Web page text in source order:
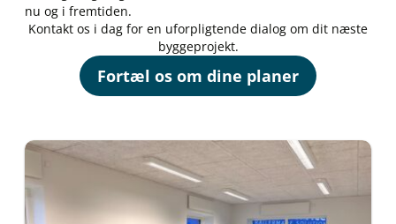
nu og i fremtiden.
Kontakt os i dag for en uforpligtende dialog om dit næste
byggeprojekt.
Fortæl os om dine planer